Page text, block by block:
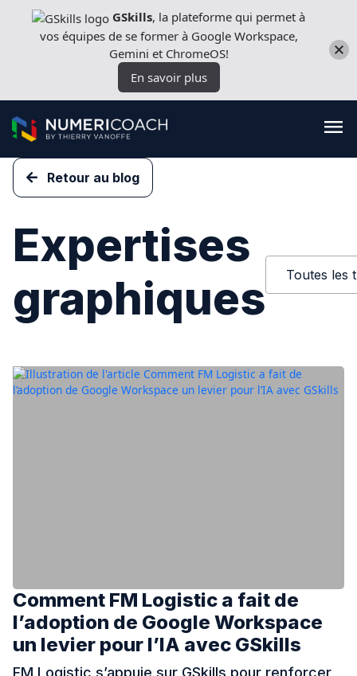
directement
Expertises techniques
Licences
À propos
Retour au blog
Expertises
graphiques
Toutes les
Comment FM Logistic a fait de
l’adoption de Google Workspace
un levier pour l’IA avec GSkills
FM Logistic s’appuie sur GSkills pour renforcer
GSkills, la plateforme qui permet à
vos équipes de se former à Google Workspace,
Gemini et ChromeOS!
En savoir plus